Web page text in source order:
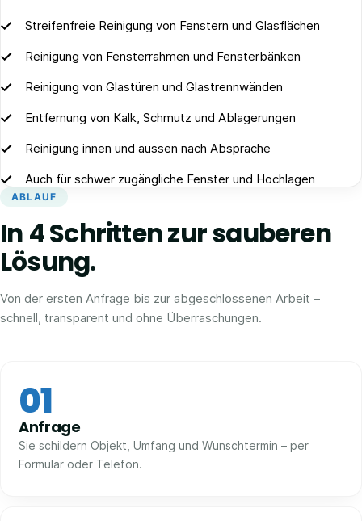
Streifenfreie Reinigung von Fenstern und Glasflächen
Reinigung von Fensterrahmen und Fensterbänken
Reinigung von Glastüren und Glastrennwänden
Entfernung von Kalk, Schmutz und Ablagerungen
Reinigung innen und aussen nach Absprache
Auch für schwer zugängliche Fenster und Hochlagen
ABLAUF
In 4 Schritten zur sauberen
Lösung.
Von der ersten Anfrage bis zur abgeschlossenen Arbeit –
schnell, transparent und ohne Überraschungen.
01
Anfrage
Sie schildern Objekt, Umfang und Wunschtermin – per
Formular oder Telefon.